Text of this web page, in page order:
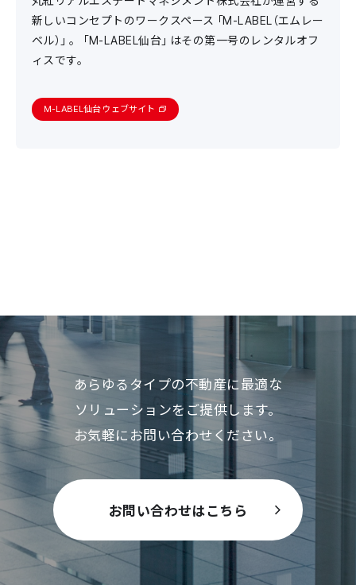
新しいコンセプトのワークスペース「M-LABEL（エムレー
ベル）」。「M-LABEL仙台」はその第一号のレンタルオフ
ィスです。
M-LABEL仙台 ウェブサイト
あらゆるタイプの不動産に最適な
ソリューションをご提供します。
お気軽にお問い合わせください。
お問い合わせはこちら